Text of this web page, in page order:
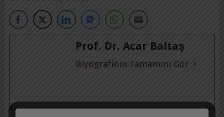
Prof. Dr. Acar Baltaş
Biyografinin Tamamını Gör